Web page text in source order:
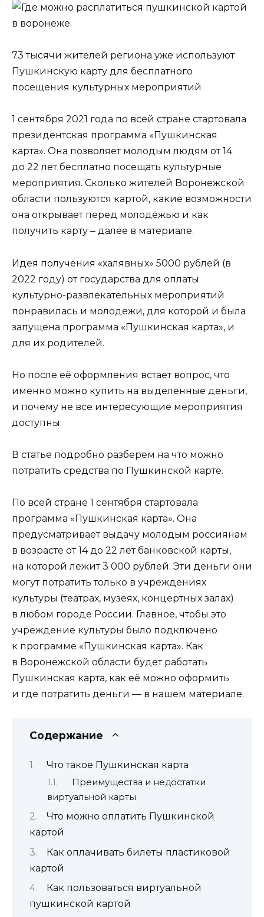
73 тысячи жителей региона уже используют
Пушкинскую карту для бесплатного
посещения культурных мероприятий
1 сентября 2021 года по всей стране стартовала
президентская программа «Пушкинская
карта». Она позволяет молодым людям от 14
до 22 лет бесплатно посещать культурные
мероприятия. Сколько жителей Воронежской
области пользуются картой, какие возможности
она открывает перед молодёжью и как
получить карту ‒ далее в материале.
Идея получения «халявных» 5000 рублей (в
2022 году) от государства для оплаты
культурно-развлекательных мероприятий
понравилась и молодежи, для которой и была
запущена программа «Пушкинская карта», и
для их родителей.
Но после её оформления встает вопрос, что
именно можно купить на выделенные деньги,
и почему не все интересующие мероприятия
доступны.
В статье подробно разберем на что можно
потратить средства по Пушкинской карте.
По всей стране 1 сентября стартовала
программа «Пушкинская карта». Она
предусматривает выдачу молодым россиянам
в возрасте от 14 до 22 лет банковской карты,
на которой лежит 3 000 рублей. Эти деньги они
могут потратить только в учреждениях
культуры (театрах, музеях, концертных залах)
в любом городе России. Главное, чтобы это
учреждение культуры было подключено
к программе «Пушкинская карта». Как
в Воронежской области будет работать
Пушкинская карта, как её можно оформить
и где потратить деньги — в нашем материале.
Содержание
Что такое Пушкинская карта
Преимущества и недостатки
виртуальной карты
Что можно оплатить Пушкинской
картой
Как оплачивать билеты пластиковой
картой
Как пользоваться виртуальной
пушкинской картой